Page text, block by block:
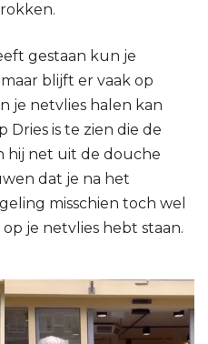
gestaan kun je
blijft er vaak op
je netvlies halen kan
Dries is te zien die de
hij net uit de douche
dat je na het
misschien toch wel
je netvlies hebt staan.